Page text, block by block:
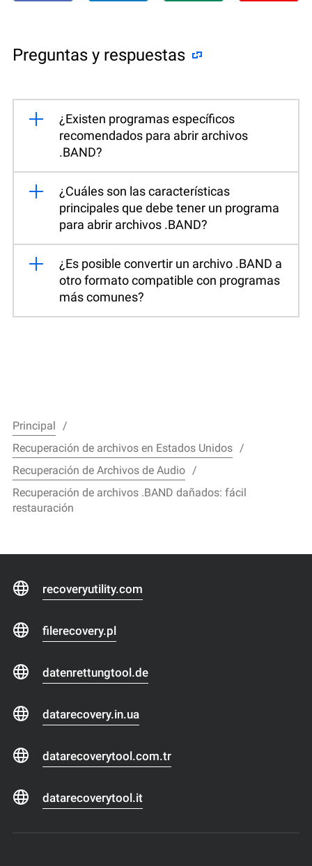
Preguntas y respuestas
¿Existen programas específicos
recomendados para abrir archivos
.BAND?
¿Cuáles son las características
principales que debe tener un programa
para abrir archivos .BAND?
¿Es posible convertir un archivo .BAND a
otro formato compatible con programas
más comunes?
Principal
Recuperación de archivos en Estados Unidos
Recuperación de Archivos de Audio
Recuperación de archivos .BAND dañados: fácil
restauración
recoveryutility.com
filerecovery.pl
datenrettungtool.de
datarecovery.in.ua
datarecoverytool.com.tr
datarecoverytool.it